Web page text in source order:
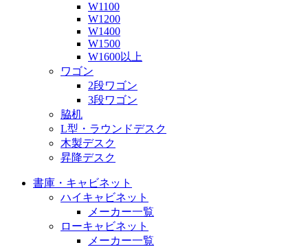
W1100
W1200
W1400
W1500
W1600以上
ワゴン
2段ワゴン
3段ワゴン
脇机
L型・ラウンドデスク
木製デスク
昇降デスク
書庫・キャビネット
ハイキャビネット
メーカー一覧
ローキャビネット
メーカー一覧